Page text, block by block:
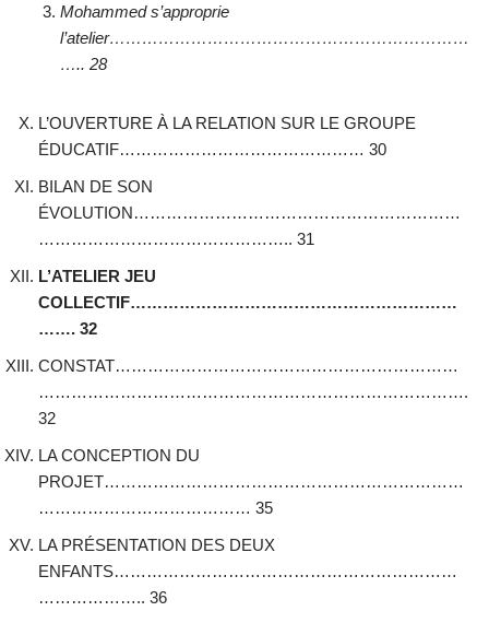
Mohammed s’approprie
l’atelier…………………………………………………………
….. 28
L’OUVERTURE À LA RELATION SUR LE GROUPE
ÉDUCATIF……………………………………… 30
BILAN DE SON
ÉVOLUTION……………………………………………………
……………………………………….. 31
L’ATELIER JEU
COLLECTIF……………………………………………………
……. 32
CONSTAT………………………………………………………
…………………………………………………………………….
32
LA CONCEPTION DU
PROJET…………………………………………………………
………………………………… 35
LA PRÉSENTATION DES DEUX
ENFANTS………………………………………………………
……………….. 36